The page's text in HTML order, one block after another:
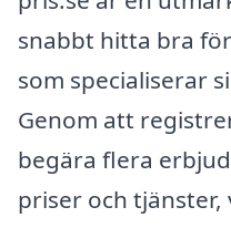
snabbt hitta bra
som specialiserar
Genom att
begära flera
priser och